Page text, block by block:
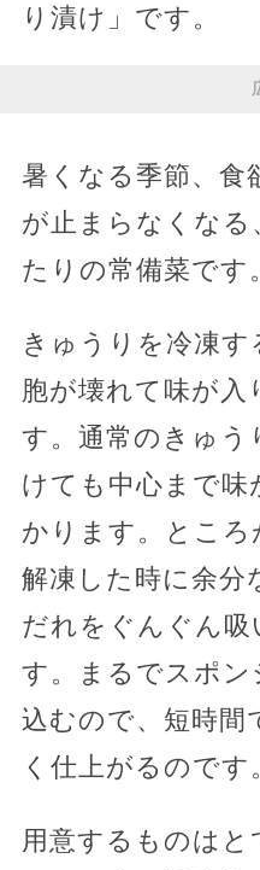
り漬け」です。
暑くなる季節、食
が止まらなくなる
たりの常備菜です
きゅうりを冷凍す
胞が壊れて味が
す。通常のきゅう
けても中心まで味
かります。ところ
解凍した時に余分
だれをぐんぐん吸
す。まるでスポン
込むので、短時間
く仕上がるのです
用意するものはと